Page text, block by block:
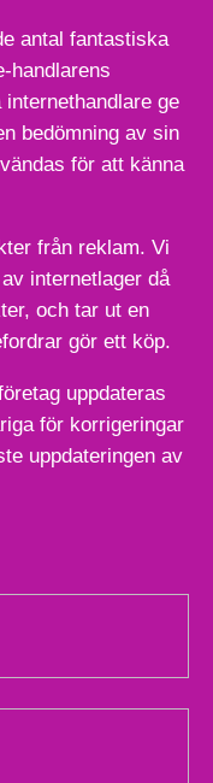
antal fantastiska
handlarens
ge
bedömning av sin
för att känna
från reklam. Vi
internetlager då
och tar ut en
gör ett köp.
uppdateras
för korrigeringar
uppdateringen av